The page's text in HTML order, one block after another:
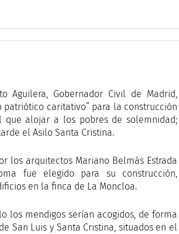
Aguilera, Gobernador Civil de Madrid,
patriótico caritativo” para la construcción
alojar a los pobres de solemnidad;
el Asilo Santa Cristina.
los arquitectos Mariano Belmás Estrada
fue elegido para su construcción,
en la finca de La Moncloa.
los mendigos serían acogidos, de forma
San Luis y Santa Cristina, situados en el